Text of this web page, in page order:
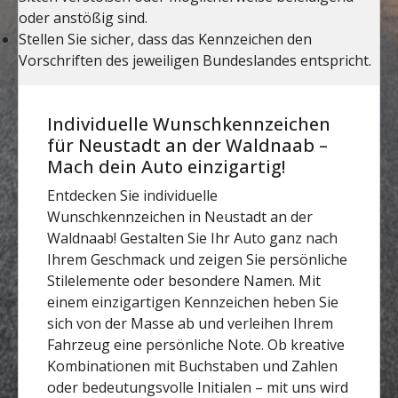
Individuelle Wunschkennzeichen
für Neustadt an der Waldnaab –
Mach dein Auto einzigartig!
Entdecken Sie individuelle
Wunschkennzeichen in Neustadt an der
Waldnaab! Gestalten Sie Ihr Auto ganz nach
Ihrem Geschmack und zeigen Sie persönliche
Stilelemente oder besondere Namen. Mit
einem einzigartigen Kennzeichen heben Sie
sich von der Masse ab und verleihen Ihrem
Fahrzeug eine persönliche Note. Ob kreative
Kombinationen mit Buchstaben und Zahlen
oder bedeutungsvolle Initialen – mit uns wird